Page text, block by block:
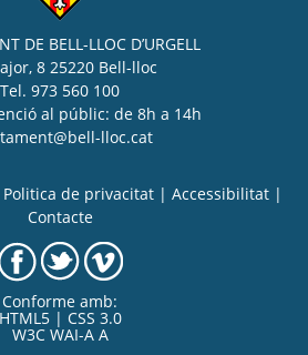
DE BELL-LLOC D’URGELL
8 25220 Bell-lloc
Tel. 973 560 100
al públic: de 8h a 14h
lloc.cat
Politica de privacitat | Accessibilitat |
Contacte
Conforme amb:
HTML5 | CSS 3.0
W3C WAI-A A